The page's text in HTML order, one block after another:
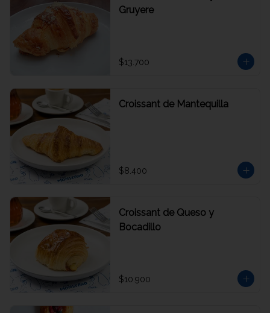
Gruyere
$13.700
Croissant de Mantequilla
$8.400
Croissant de Queso y
Bocadillo
$10.900